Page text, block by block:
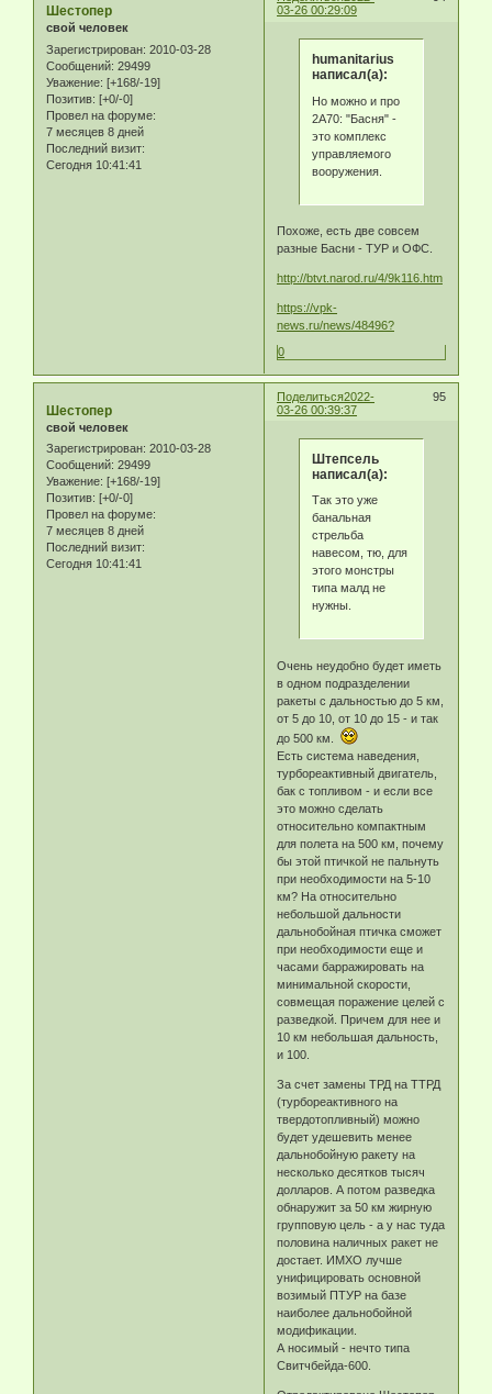
03-26 00:29:09
Шестопер
свой человек
Зарегистрирован: 2010-03-28
Сообщений: 29499
Уважение: [+168/-19]
Позитив: [+0/-0]
Провел на форуме:
7 месяцев 8 дней
Последний визит:
Сегодня 10:41:41
humanitarius
написал(а):
Но можно и про
2А70: "Басня" -
это комплекс
управляемого
вооружения.
Похоже, есть две совсем
разные Басни - ТУР и ОФС.
http://btvt.narod.ru/4/9k116.htm
https://vpk-
news.ru/news/48496?
0
Поделиться 95
2022-
03-26 00:39:37
Шестопер
свой человек
Зарегистрирован: 2010-03-28
Сообщений: 29499
Уважение: [+168/-19]
Позитив: [+0/-0]
Провел на форуме:
7 месяцев 8 дней
Последний визит:
Сегодня 10:41:41
Штепсель
написал(а):
Так это уже
банальная
стрельба
навесом, тю, для
этого монстры
типа малд не
нужны.
Очень неудобно будет иметь
в одном подразделении
ракеты с дальностью до 5 км,
от 5 до 10, от 10 до 15 - и так
до 500 км.
Есть система наведения,
турбореактивный двигатель,
бак с топливом - и если все
это можно сделать
относительно компактным
для полета на 500 км, почему
бы этой птичкой не пальнуть
при необходимости на 5-10
км? На относительно
небольшой дальности
дальнобойная птичка сможет
при необходимости еще и
часами барражировать на
минимальной скорости,
совмещая поражение целей с
разведкой. Причем для нее и
10 км небольшая дальность,
и 100.
За счет замены ТРД на ТТРД
(турбореактивного на
твердотопливный) можно
будет удешевить менее
дальнобойную ракету на
несколько десятков тысяч
долларов. А потом разведка
обнаружит за 50 км жирную
групповую цель - а у нас туда
половина наличных ракет не
достает. ИМХО лучше
унифицировать основной
возимый ПТУР на базе
наиболее дальнобойной
модификации.
А носимый - нечто типа
Свитчбейда-600.